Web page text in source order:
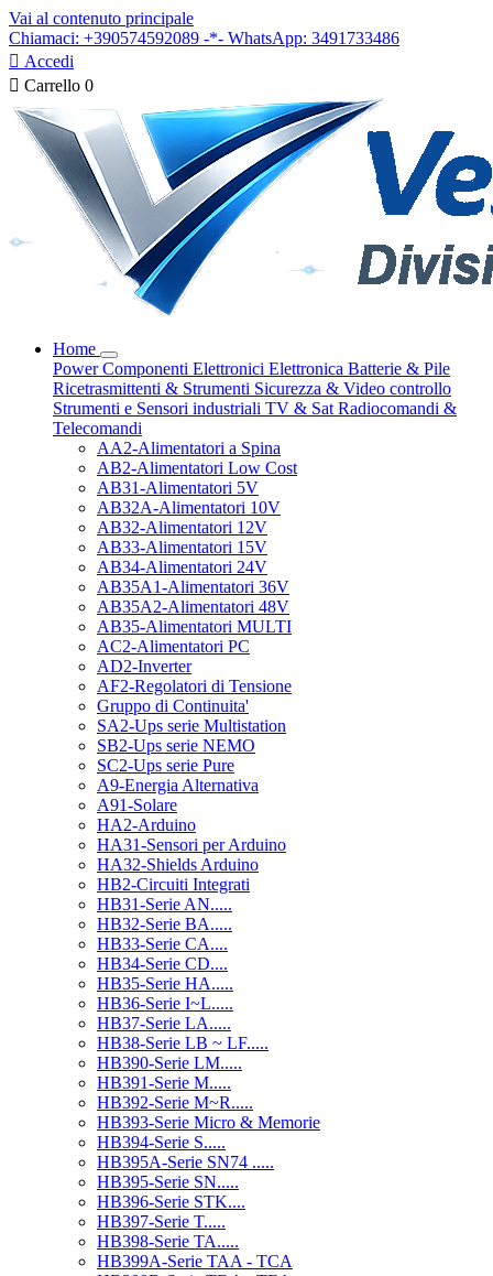
Vai al contenuto principale
Chiamaci: +390574592089 -*- WhatsApp: 3491733486
 Accedi
 Carrello 0
Home
PowerComponenti Elettronici Elettronica Batterie & Pile
Ricetrasmittenti & Strumenti Sicurezza & Video controllo
Strumenti e Sensori industriali TV & Sat Radiocomandi &
Telecomandi
AA2-Alimentatori a Spina
AB2-Alimentatori Low Cost
AB31-Alimentatori 5V
AB32A-Alimentatori 10V
AB32-Alimentatori 12V
AB33-Alimentatori 15V
AB34-Alimentatori 24V
AB35A1-Alimentatori 36V
AB35A2-Alimentatori 48V
AB35-Alimentatori MULTI
AC2-Alimentatori PC
AD2-Inverter
AF2-Regolatori di Tensione
Gruppo di Continuita'
SA2-Ups serie Multistation
SB2-Ups serie NEMO
SC2-Ups serie Pure
A9-Energia Alternativa
A91-Solare
HA2-Arduino
HA31-Sensori per Arduino
HA32-Shields Arduino
HB2-Circuiti Integrati
HB31-Serie AN.....
HB32-Serie BA.....
HB33-Serie CA....
HB34-Serie CD....
HB35-Serie HA.....
HB36-Serie I~L.....
HB37-Serie LA.....
HB38-Serie LB ~ LF.....
HB390-Serie LM.....
HB391-Serie M.....
HB392-Serie M~R.....
HB393-Serie Micro & Memorie
HB394-Serie S.....
HB395A-Serie SN74 .....
HB395-Serie SN.....
HB396-Serie STK....
HB397-Serie T.....
HB398-Serie TA.....
HB399A-Serie TAA - TCA